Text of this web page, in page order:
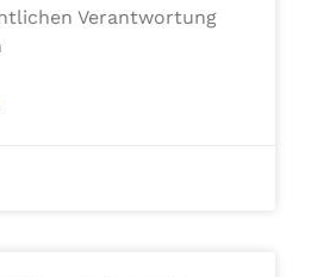
Verantwortung